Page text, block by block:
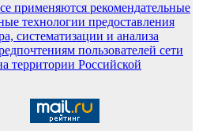
применяются рекомендательные
технологии предоставления
систематизации и анализа
пользователей сети
территории Российской